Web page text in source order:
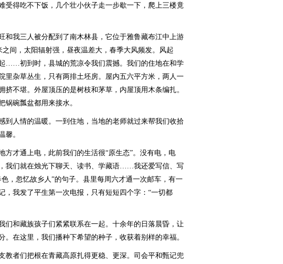
受得吃不下饭，几个壮小伙子走一步歇一下，爬上三楼竟
我三人被分配到了南木林县，它位于雅鲁藏布江中上游
之间，太阳辐射强，昼夜温差大，春季大风频发。风起
……初到时，县城的荒凉令我们震撼。我们的住地在和学
里杂草丛生，只有两排土坯房。屋内五六平方米，两人一
挤不堪。外屋顶压的是树枝和茅草，内屋顶用木条编扎。
锅碗瓢盆都用来接水。
人情的温暖。一到住地，当地的老师就过来帮我们收拾
馨。
才通上电，此前我们的生活很“原生态”。没有电，电
我们就在烛光下聊天、读书、学藏语……我还爱写信、写
，忽忆故乡人”的句子。县里每周六才通一次邮车，有一
，我发了平生第一次电报，只有短短四个字：“一切都
和藏族孩子们紧紧联系在一起。十余年的日落晨昏，让
。在这里，我们播种下希望的种子，收获着别样的幸福。
者们把根在青藏高原扎得更稳、更深。司会平和甄记兜